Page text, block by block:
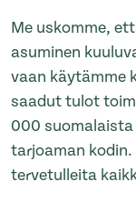
Me uskomme,
asuminen
vaan käytämme
saadut tulot
000
tarjoaman
tervetulleita